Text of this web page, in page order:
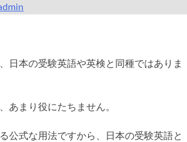
日本の受験英語や英検と同種ではありま
あまり役にたちません。
公式な用法ですから、日本の受験英語と